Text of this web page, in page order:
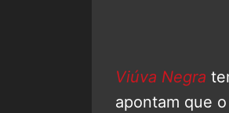
Viúva Negra
apontam que